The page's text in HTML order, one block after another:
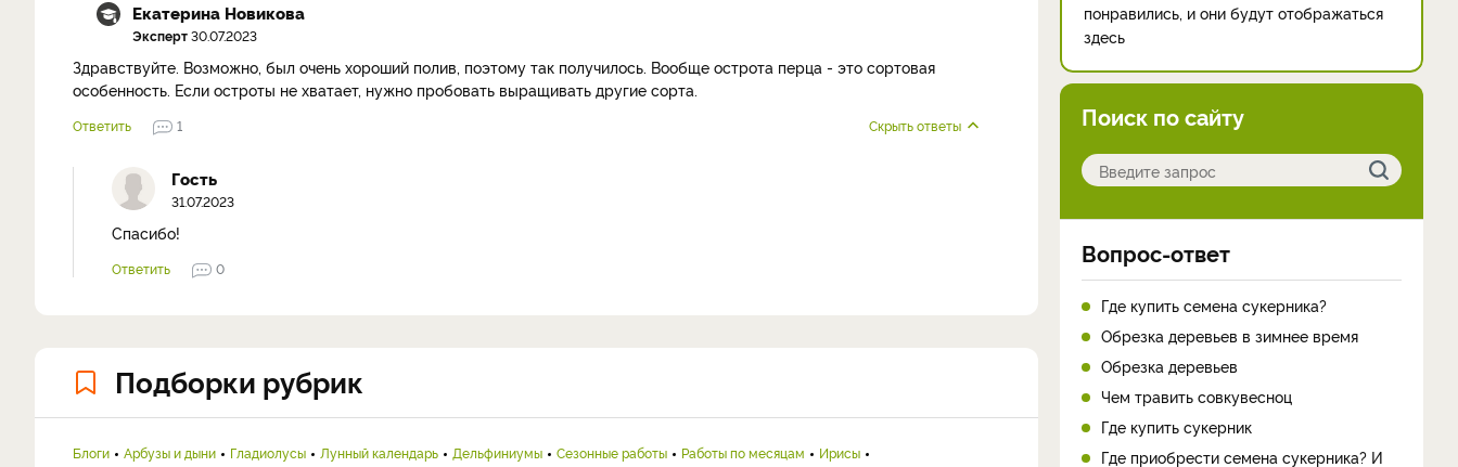
Екатерина Новикова
Эксперт30.07.2023
Здравствуйте. Возможно, был очень хороший полив, поэтому так получилось. Вообще острота перца - это сортовая
особенность. Если остроты не хватает, нужно пробовать выращивать другие сорта.
Ответить 1 Скрыть ответы
Гость
31.07.2023
Спасибо!
Ответить 0
Подборки рубрик
Блоги Арбузы и дыни Гладиолусы Лунный календарь Дельфиниумы Сезонные работы Работы по месяцам
Ирисы
понравились, и они будут отображаться
здесь
Поиск по сайту
Вопрос-ответ
Где купить семена сукерника?
Обрезка деревьев в зимнее время
Обрезка деревьев
Чем травить совкувесноц
Где купить сукерник
Где приобрести семена сукерника? И